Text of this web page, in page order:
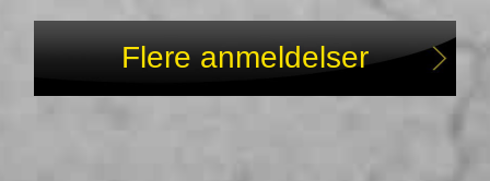
Flere anmeldelser